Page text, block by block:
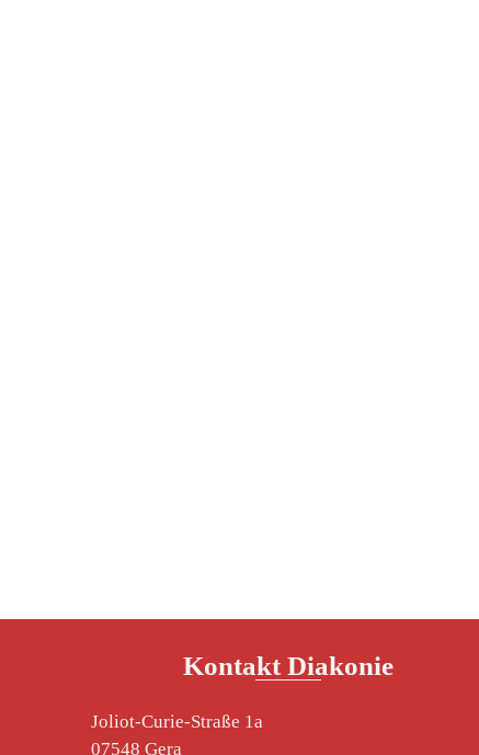
Kontakt Diakonie
Joliot-Curie-Straße 1a
07548 Gera